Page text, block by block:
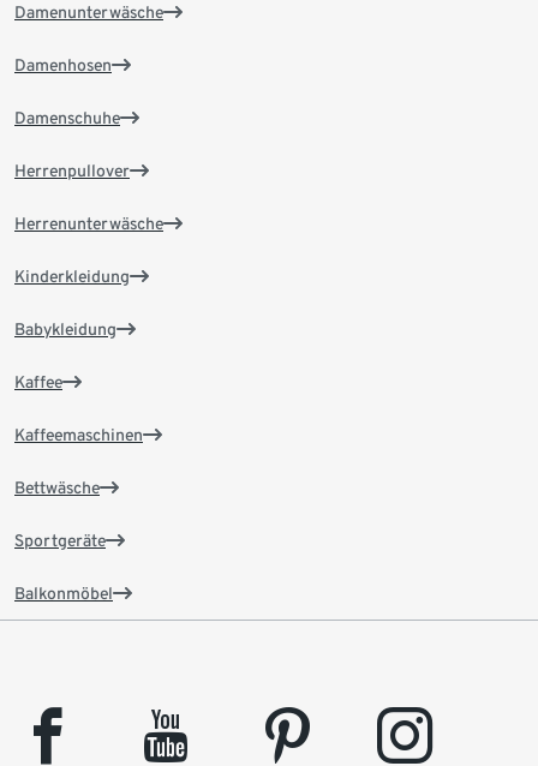
Damenunterwäsche
Damenhosen
Damenschuhe
Herrenpullover
Herrenunterwäsche
Kinderkleidung
Babykleidung
Kaffee
Kaffeemaschinen
Bettwäsche
Sportgeräte
Balkonmöbel
facebook youtube pinterest instagram